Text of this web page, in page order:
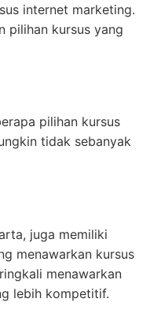
internet marketing.
pilihan kursus yang
pilihan kursus
tidak sebanyak
juga memiliki
menawarkan kursus
menawarkan
lebih kompetitif.